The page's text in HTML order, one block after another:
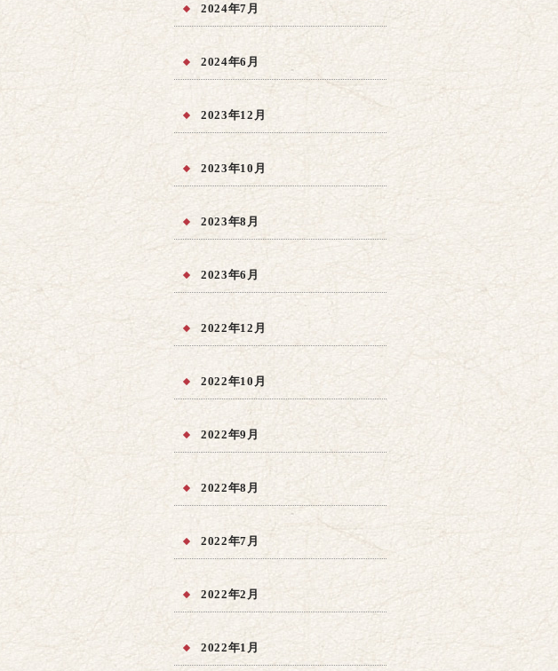
2024年7月
2024年6月
2023年12月
2023年10月
2023年8月
2023年6月
2022年12月
2022年10月
2022年9月
2022年8月
2022年7月
2022年2月
2022年1月